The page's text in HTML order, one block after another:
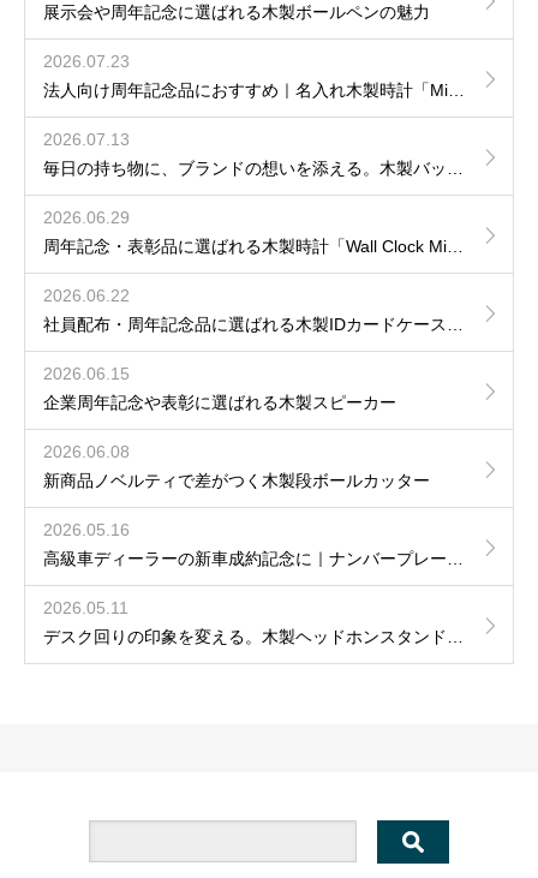
展示会や周年記念に選ばれる木製ボールペンの魅力
2026.07.23
2026.07.13
2026.06.29
2026.06.22
2026.06.15
企業周年記念や表彰に選ばれる木製スピーカー
2026.06.08
新商品ノベルティで差がつく木製段ボールカッター
2026.05.16
2026.05.11